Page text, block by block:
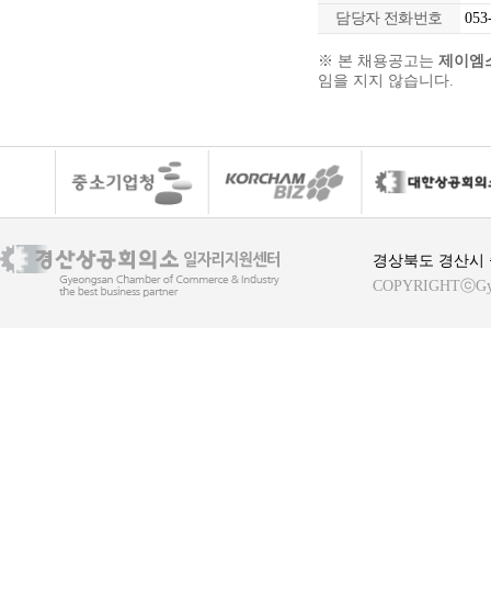
담당자 전화번호
※ 본 채용공고는 제이엠
임을 지지 않습니다.
경상북도 경산시